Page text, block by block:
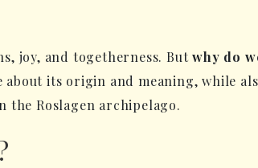
joy, and togetherness. Butwhy do
its origin and meaning, while
the Roslagen archipelago.